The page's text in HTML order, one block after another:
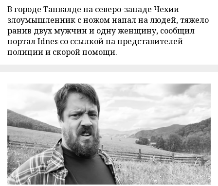
В городе Танвалде на северо-западе Чехии
злоумышленник с ножом напал на людей, тяжело
ранив двух мужчин и одну женщину, сообщил
портал Idnes со ссылкой на представителей
полиции и скорой помощи.